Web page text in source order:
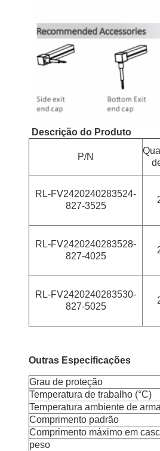
Descrição do Produto
P/N
RL-FV2420240283524-
827-3525
RL-FV2420240283528-
827-4025
RL-FV2420240283530-
827-5025
Outras Especificações
Grau de proteção
Temperatura de trabalho (°C)
Temperatura ambiente de
Comprimento padrão
Comprimento máximo em
peso